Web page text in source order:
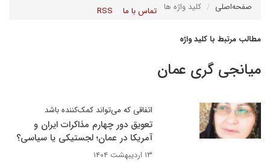
تماس با ما RSS صفحه‌اصلی کلید واژه ها
مطالب مرتبط با کلید واژه
میانجی گری عمان
اتفاقی که می‌تواند کمک‌کننده باشد
تعویق دور چهارم مذاکرات ایران و
آمریکا در عمان؛ لجستیکی یا سیاسی؟
۱۳ اردیبهشت ۱۴۰۴